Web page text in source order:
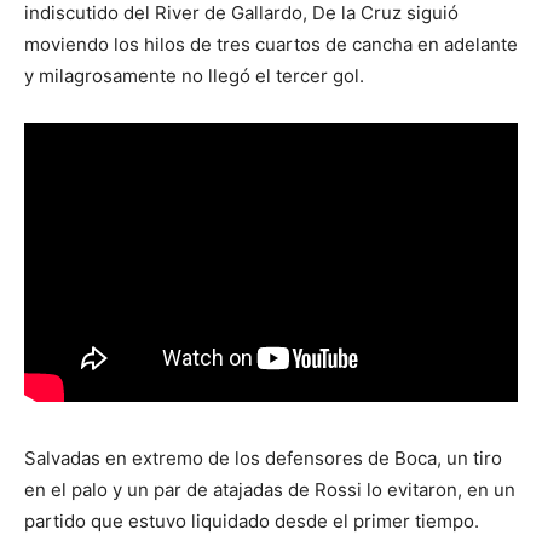
indiscutido del River de Gallardo, De la Cruz siguió
moviendo los hilos de tres cuartos de cancha en adelante
y milagrosamente no llegó el tercer gol.
Salvadas en extremo de los defensores de Boca, un tiro
en el palo y un par de atajadas de Rossi lo evitaron, en un
partido que estuvo liquidado desde el primer tiempo.